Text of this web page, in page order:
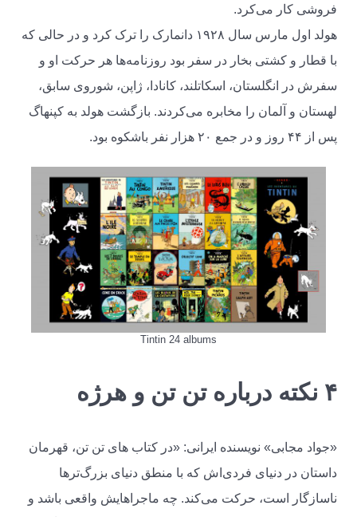
فروشی کار می‌کرد.
هولد اول مارس سال ۱۹۲۸ دانمارک را ترک کرد و در حالی که
با قطار و کشتی بخار در سفر بود روزنامه‌ها هر حرکت او و
سفرش در انگلستان، اسکاتلند، کانادا، ژاپن، شوروی سابق،
لهستان و آلمان را مخابره می‌کردند. بازگشت هولد به کپنهاگ
پس از ۴۴ روز و در جمع ۲۰ هزار نفر باشکوه بود.
Tintin 24 albums
۴ نکته درباره تن تن و هرژه
«جواد مجابی» نویسنده ایرانی: «در کتاب های تن تن، قهرمان
داستان در دنیای فردی‌اش که با منطق دنیای بزرگ‌ترها
ناسازگار است، حرکت می‌کند. چه ماجراهایش واقعی باشد و